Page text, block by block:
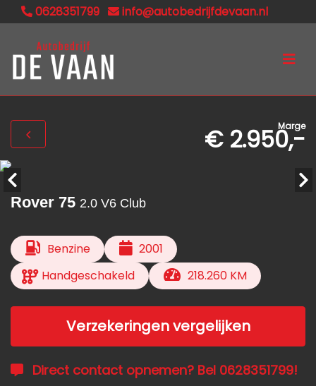
0628351799 info@autobedrijfdevaan.nl
Marge
€ 2.950,-
Rover 75 2.0 V6 Club
Benzine
2001
Handgeschakeld
218.260 KM
Verzekeringen vergelijken
Direct contact opnemen? Bel 0628351799!